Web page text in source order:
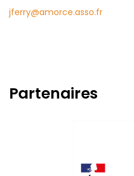
jferry@amorce.asso.fr
Partenaires